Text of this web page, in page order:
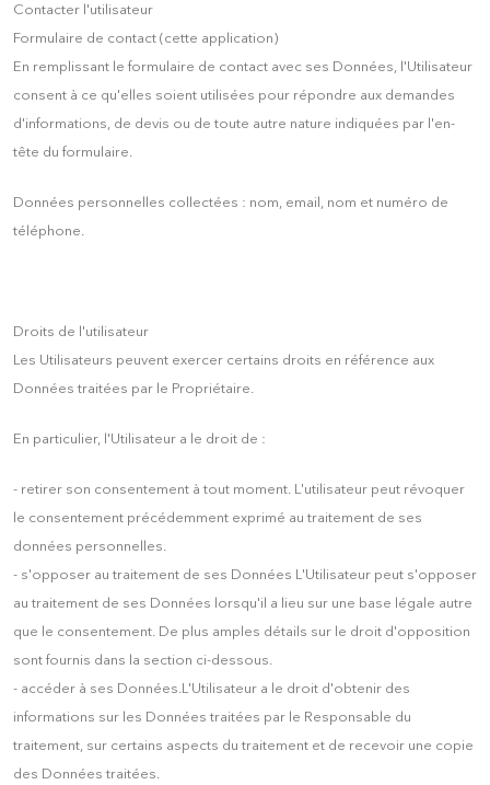
Contacter l'utilisateur
Formulaire de contact (cette application)
En remplissant le formulaire de contact avec ses Données, l'Utilisateur
consent à ce qu'elles soient utilisées pour répondre aux demandes
d'informations, de devis ou de toute autre nature indiquées par l'en-
tête du formulaire.
Données personnelles collectées : nom, email, nom et numéro de
téléphone.
Droits de l'utilisateur
Les Utilisateurs peuvent exercer certains droits en référence aux
Données traitées par le Propriétaire.
En particulier, l'Utilisateur a le droit de :
- retirer son consentement à tout moment. L'utilisateur peut révoquer
le consentement précédemment exprimé au traitement de ses
données personnelles.
- s'opposer au traitement de ses Données L'Utilisateur peut s'opposer
au traitement de ses Données lorsqu'il a lieu sur une base légale autre
que le consentement. De plus amples détails sur le droit d'opposition
sont fournis dans la section ci-dessous.
- accéder à ses Données.L'Utilisateur a le droit d'obtenir des
informations sur les Données traitées par le Responsable du
traitement, sur certains aspects du traitement et de recevoir une copie
des Données traitées.